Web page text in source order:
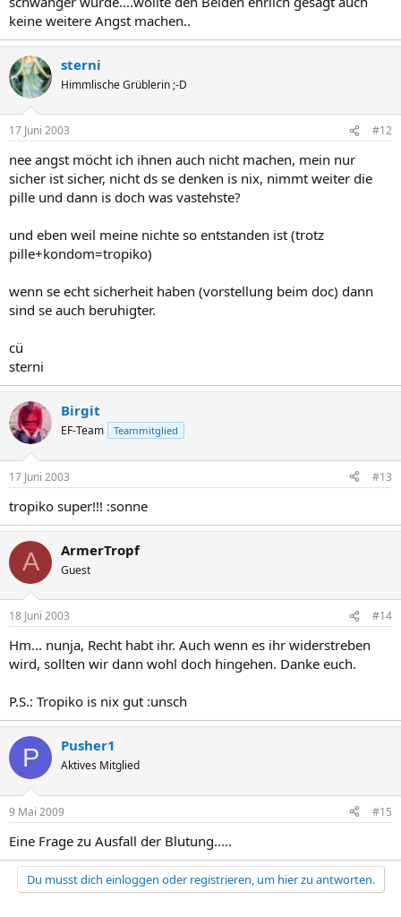
keine weitere Angst machen..
sterni
Himmlische Grüblerin ;-D
17 Juni 2003 #12
nee angst möcht ich ihnen auch nicht machen, mein nur
sicher ist sicher, nicht ds se denken is nix, nimmt weiter die
pille und dann is doch was vastehste?
und eben weil meine nichte so entstanden ist (trotz
pille+kondom=tropiko)
wenn se echt sicherheit haben (vorstellung beim doc) dann
sind se auch beruhigter.
cü
sterni
Birgit
EF-Team Teammitglied
17 Juni 2003 #13
tropiko super!!! :sonne
A ArmerTropf
Guest
18 Juni 2003 #14
Hm... nunja, Recht habt ihr. Auch wenn es ihr widerstreben
wird, sollten wir dann wohl doch hingehen. Danke euch.
P.S.: Tropiko is nix gut :unsch
P Pusher1
Aktives Mitglied
9 Mai 2009 #15
Eine Frage zu Ausfall der Blutung.....
Du musst dich einloggen oder registrieren, um hier zu antworten.